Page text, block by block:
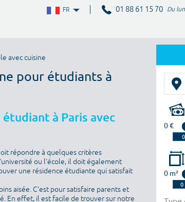
FR 01 88 61 15 70 Du
0 €
0 m²
avec cuisine
pour étudiants à
à Paris avec
répondre à quelques critères
ou l’école, il doit également
une résidence étudiante qui satisfait
aisée. C’est pour satisfaire parents et
En effet, il est facile de trouver sur notre